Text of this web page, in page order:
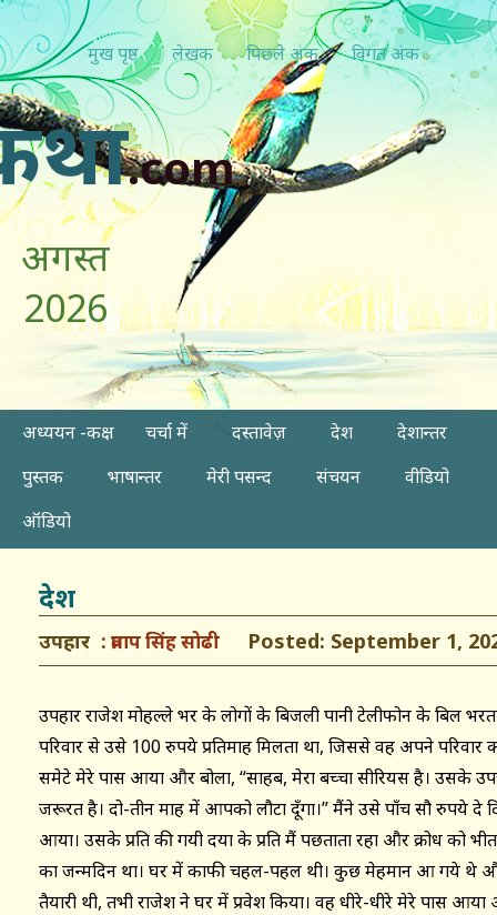
मुख पृष्ठ लेखक पिछ्ले अंक विगत अंक
.com
अगस्त
2026
अध्ययन -कक्ष चर्चा में दस्तावेज़ देश
देशान्तर
पुस्तक
भाषान्तर मेरी पसन्द संचयन
वीडियो
ऑडियो
देश
उपहार प्रताप सिंह सोढी Posted: September 1,
उपहार राजेश मोहल्ले भर के लोगों के बिजली पानी टेलीफोन के बिल
परिवार से उसे 100 रुपये प्रतिमाह मिलता था, जिससे वह अपने परिवार
समेटे मेरे पास आया और बोला, “साहब, मेरा बच्चा सीरियस है। उसके
जरूरत है। दो-तीन माह में आपको लौटा दूँगा।” मैंने उसे पाँच सौ रुपये दे
आया। उसके प्रति की गयी दया के प्रति मैं पछताता रहा और क्रोध को
का जन्मदिन था। घर में काफी चहल-पहल थी। कुछ मेहमान आ गये
तैयारी थी, तभी राजेश ने घर में प्रवेश किया। वह धीरे-धीरे मेरे पास